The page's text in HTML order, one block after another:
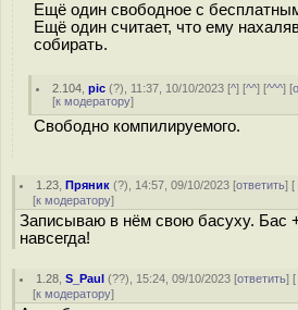
Ещё один свободное с
Ещё один считает, что ему
собирать.
2.104 ,pic (?), 11:37, 10/10/2023 [^] [^^] [^^^] [
[к модератору]
Свободно компилируемого.
1.23 ,Пряник (?), 14:57, 09/10/2023 [ответить] [
[к модератору]
Записываю в нём свою басуху. Бас
навсегда!
1.28 ,S_Paul (??), 15:24, 09/10/2023 [ответить] [
[к модератору]